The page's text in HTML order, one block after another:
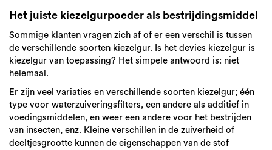
Het juiste kiezelgurpoeder als bestrijdingsmiddel
Sommige klanten vragen zich af of er een verschil is tussen
de verschillende soorten kiezelgur. Is het devies kiezelgur is
kiezelgur van toepassing? Het simpele antwoord is: niet
helemaal.
Er zijn veel variaties en verschillende soorten kiezelgur; één
type voor waterzuiveringsfilters, een andere als additief in
voedingsmiddelen, en weer een andere voor het bestrijden
van insecten, enz. Kleine verschillen in de zuiverheid of
deeltjesgrootte kunnen de eigenschappen van de stof